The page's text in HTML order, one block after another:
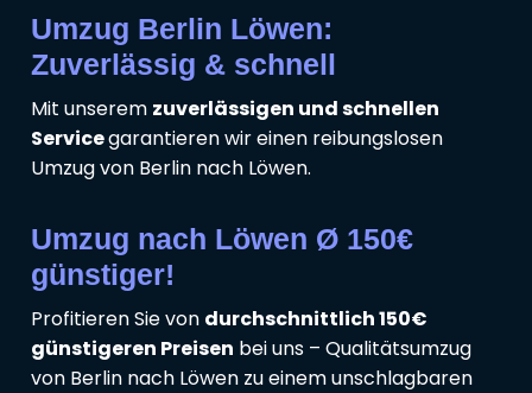
Umzug Berlin Löwen:
Zuverlässig & schnell
Mit unserem zuverlässigen und schnellen
Servicegarantieren wir einen reibungslosen
Umzug von Berlin nach Löwen.
Umzug nach Löwen Ø 150€
günstiger!
Profitieren Sie von durchschnittlich 150€
günstigeren Preisen bei uns – Qualitätsumzug
von Berlin nach Löwen zu einem unschlagbaren